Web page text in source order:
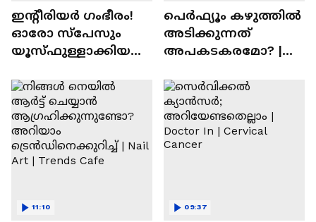
ഇന്റീരിയർ ഗംഭീരം!
ഓരോ സ്‌പേസും
യൂസ്ഫുള്ളാക്കിയ
പെർഫ്യൂം കഴുത്തിൽ
അടിക്കുന്നത്
അപകടകരമോ? |
11:10 09:37